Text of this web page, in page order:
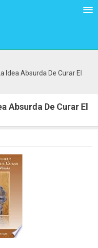
Idea Absurda De Curar El
Absurda De Curar El